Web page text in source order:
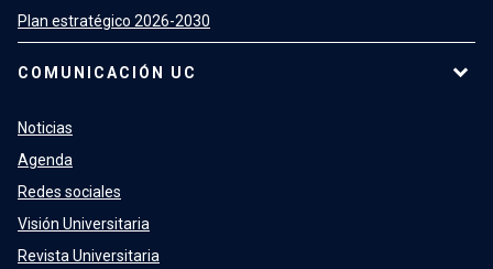
Plan estratégico 2026-2030
COMUNICACIÓN UC
Noticias
Agenda
Redes sociales
Visión Universitaria
Revista Universitaria